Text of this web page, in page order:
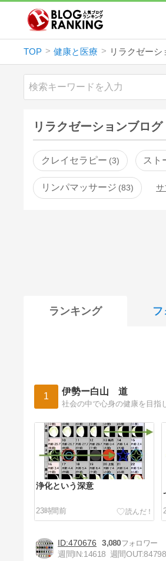
TOP 健康と医療 リラクゼーシ
リラクゼーションブロ
クレイセラピー 3 スト
リンパマッサージ 83 サ
ランキング
1 伊勢ー白山 道
社会の中で心身の健康を目指
浄化という深意
23時間前
470676
3,080
週間IN:14618 週間OUT:84798